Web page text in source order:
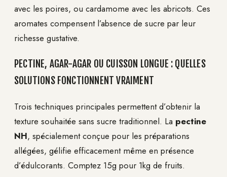
avec les poires, ou cardamome avec les abricots. Ces
aromates compensent l’absence de sucre par leur
richesse gustative.
PECTINE, AGAR-AGAR OU CUISSON LONGUE : QUELLES
SOLUTIONS FONCTIONNENT VRAIMENT
Trois techniques principales permettent d’obtenir la
texture souhaitée sans sucre traditionnel. La pectine
NH, spécialement conçue pour les préparations
allégées, gélifie efficacement même en présence
d’édulcorants. Comptez 15g pour 1kg de fruits.